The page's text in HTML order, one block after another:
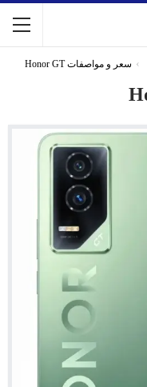
سعر و مواصفات Honor GT